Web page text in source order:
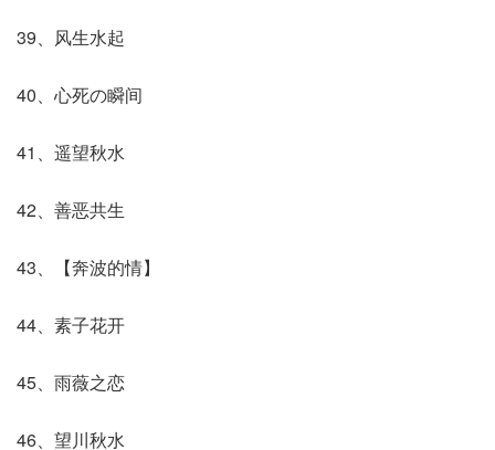
39、风生水起
40、心死の瞬间
41、遥望秋水
42、善恶共生
43、【奔波的情】
44、素子花开
45、雨薇之恋
46、望川秋水